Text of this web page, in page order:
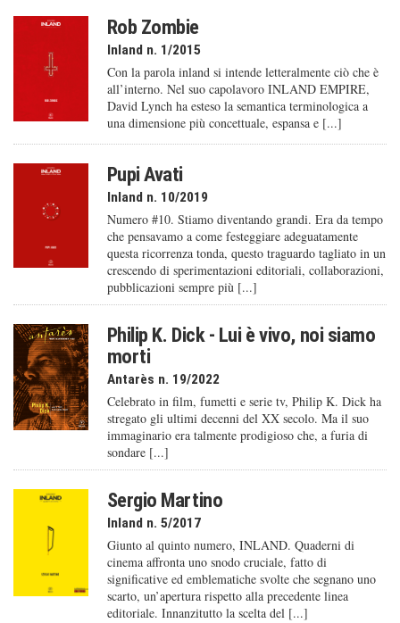
Rob Zombie
Inland n. 1/2015
Con la parola inland si intende letteralmente ciò che è
all’interno. Nel suo capolavoro INLAND EMPIRE,
David Lynch ha esteso la semantica terminologica a
una dimensione più concettuale, espansa e [...]
Pupi Avati
Inland n. 10/2019
Numero #10. Stiamo diventando grandi. Era da tempo
che pensavamo a come festeggiare adeguatamente
questa ricorrenza tonda, questo traguardo tagliato in un
crescendo di sperimentazioni editoriali, collaborazioni,
pubblicazioni sempre più [...]
Philip K. Dick - Lui è vivo, noi siamo
morti
Antarès n. 19/2022
Celebrato in film, fumetti e serie tv, Philip K. Dick ha
stregato gli ultimi decenni del XX secolo. Ma il suo
immaginario era talmente prodigioso che, a furia di
sondare [...]
Sergio Martino
Inland n. 5/2017
Giunto al quinto numero, INLAND. Quaderni di
cinema affronta uno snodo cruciale, fatto di
significative ed emblematiche svolte che segnano uno
scarto, un’apertura rispetto alla precedente linea
editoriale. Innanzitutto la scelta del [...]